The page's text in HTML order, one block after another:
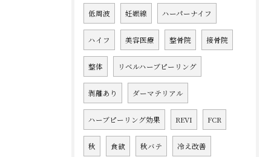
低周波 妊娠線 ハーパーナイフ
ハイフ 美容医療 整骨院 接骨院
整体 リベルハーブピーリング
剥離あり ダーマテリアル
ハーブピーリング効果 REVI FCR
秋 食欲 秋バテ 冷え改善